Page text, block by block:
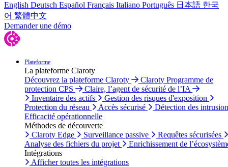
English Deutsch Español Français Italiano Português 日本語 한국
어 繁體中文
Demander une démo
Plateforme
La plateforme Claroty
Découvrez la plateforme Claroty
Claroty Programme de
protection CPS
Claire, l’agent de sécurité de l’IA
Inventaire des actifs
Gestion des risques d'exposition
Protection du réseau
Accès sécurisé
Détection des
Efficacité opérationnelle
Méthodes de découverte
Claroty Edge
Surveillance passive
Requêtes sécurisées
Analyse des fichiers du projet
Enrichissement de
Intégrations
Afficher toutes les intégrations